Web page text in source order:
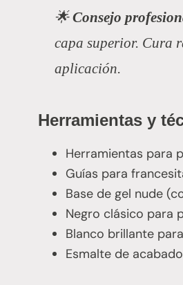
🌟Consejo
capa superior. Cura
aplicación.
Herramientas y
Herramientas para
Guías para
Base de gel nude
Negro clásico para
Blanco brillante
Esmalte de